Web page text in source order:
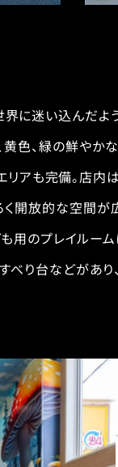
界に迷い込んだよ
黄色、緑の鮮やか
リアも完備。店内
く開放的な空間が
用のプレイルーム
べり台などがあり